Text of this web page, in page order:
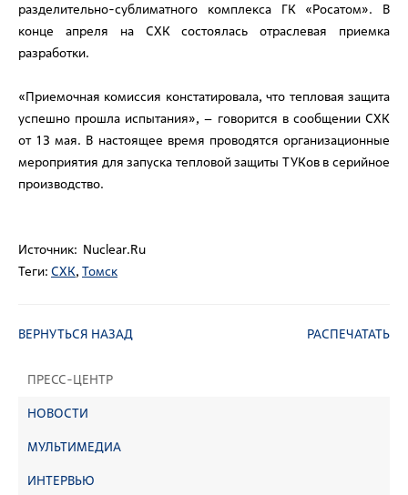
ПРЕСС-ЦЕНТР
НОВОСТИ
МУЛЬТИМЕДИА
ИНТЕРВЬЮ
разделительно-сублиматного комплекса ГК «Росатом». В
конце апреля на СХК состоялась отраслевая приемка
разработки.
«Приемочная комиссия констатировала, что тепловая защита
успешно прошла испытания», – говорится в сообщении СХК
от 13 мая. В настоящее время проводятся организационные
мероприятия для запуска тепловой защиты ТУКов в серийное
производство.
Источник: Nuclear.Ru
Теги: СХК, Томск
ВЕРНУТЬСЯ НАЗАД РАСПЕЧАТАТЬ